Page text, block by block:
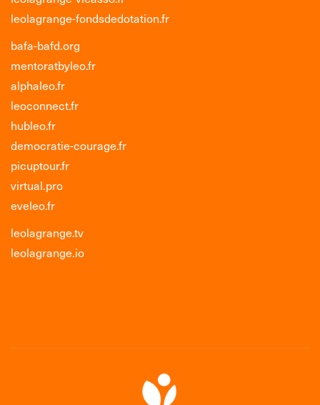
leolagrange-fondsdedotation.fr
bafa-bafd.org
mentoratbyleo.fr
alphaleo.fr
leoconnect.fr
hubleo.fr
democratie-courage.fr
picuptour.fr
virtual.pro
eveleo.fr
leolagrange.tv
leolagrange.io